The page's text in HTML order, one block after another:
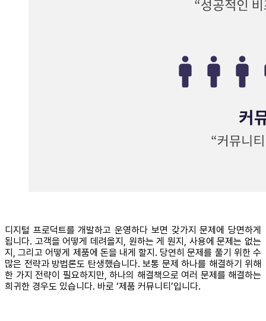
디지털 프로덕트를 개발하고 운영하다 보면 갖가지 문제에 당면하게
됩니다. 고객을 어떻게 데려올지, 원하는 게 뭔지, 사용에 문제는 없는
지, 그리고 어떻게 제품에 돈을 내게 할지. 당연히 문제를 풀기 위한 수
많은 전략과 방법론도 탄생했습니다. 보통 문제 하나를 해결하기 위해
한 가지 전략이 필요하지만, 하나의 해결책으로 여러 문제를 해결하는
희귀한 경우도 있습니다. 바로 ‘제품 커뮤니티’입니다.